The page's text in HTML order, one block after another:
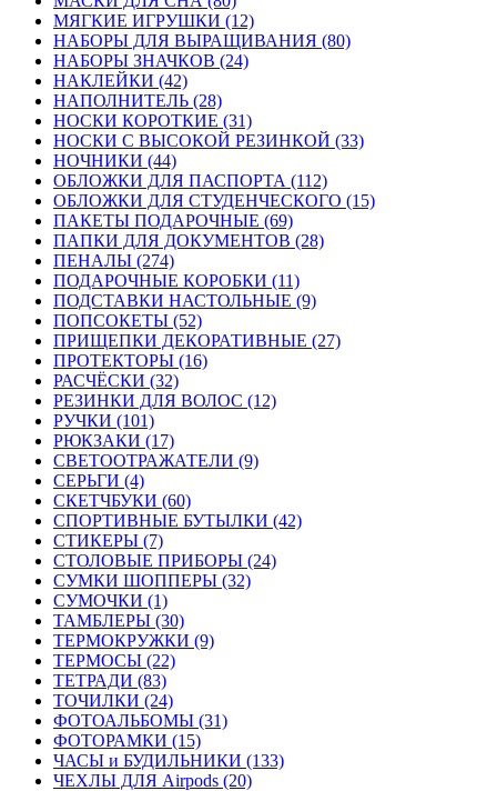
МЯГКИЕ ИГРУШКИ (12)
НАБОРЫ ДЛЯ ВЫРАЩИВАНИЯ (80)
НАБОРЫ ЗНАЧКОВ (24)
НАКЛЕЙКИ (42)
НАПОЛНИТЕЛЬ (28)
НОСКИ КОРОТКИЕ (31)
НОСКИ С ВЫСОКОЙ РЕЗИНКОЙ (33)
НОЧНИКИ (44)
ОБЛОЖКИ ДЛЯ ПАСПОРТА (112)
ОБЛОЖКИ ДЛЯ СТУДЕНЧЕСКОГО (15)
ПАКЕТЫ ПОДАРОЧНЫЕ (69)
ПАПКИ ДЛЯ ДОКУМЕНТОВ (28)
ПЕНАЛЫ (274)
ПОДАРОЧНЫЕ КОРОБКИ (11)
ПОДСТАВКИ НАСТОЛЬНЫЕ (9)
ПОПСОКЕТЫ (52)
ПРИЩЕПКИ ДЕКОРАТИВНЫЕ (27)
ПРОТЕКТОРЫ (16)
РАСЧЁСКИ (32)
РЕЗИНКИ ДЛЯ ВОЛОС (12)
РУЧКИ (101)
РЮКЗАКИ (17)
СВЕТООТРАЖАТЕЛИ (9)
СЕРЬГИ (4)
СКЕТЧБУКИ (60)
СПОРТИВНЫЕ БУТЫЛКИ (42)
СТИКЕРЫ (7)
СТОЛОВЫЕ ПРИБОРЫ (24)
СУМКИ ШОППЕРЫ (32)
СУМОЧКИ (1)
ТАМБЛЕРЫ (30)
ТЕРМОКРУЖКИ (9)
ТЕРМОСЫ (22)
ТЕТРАДИ (83)
ТОЧИЛКИ (24)
ФОТОАЛЬБОМЫ (31)
ФОТОРАМКИ (15)
ЧАСЫ и БУДИЛЬНИКИ (133)
ЧЕХЛЫ ДЛЯ Airpods (20)